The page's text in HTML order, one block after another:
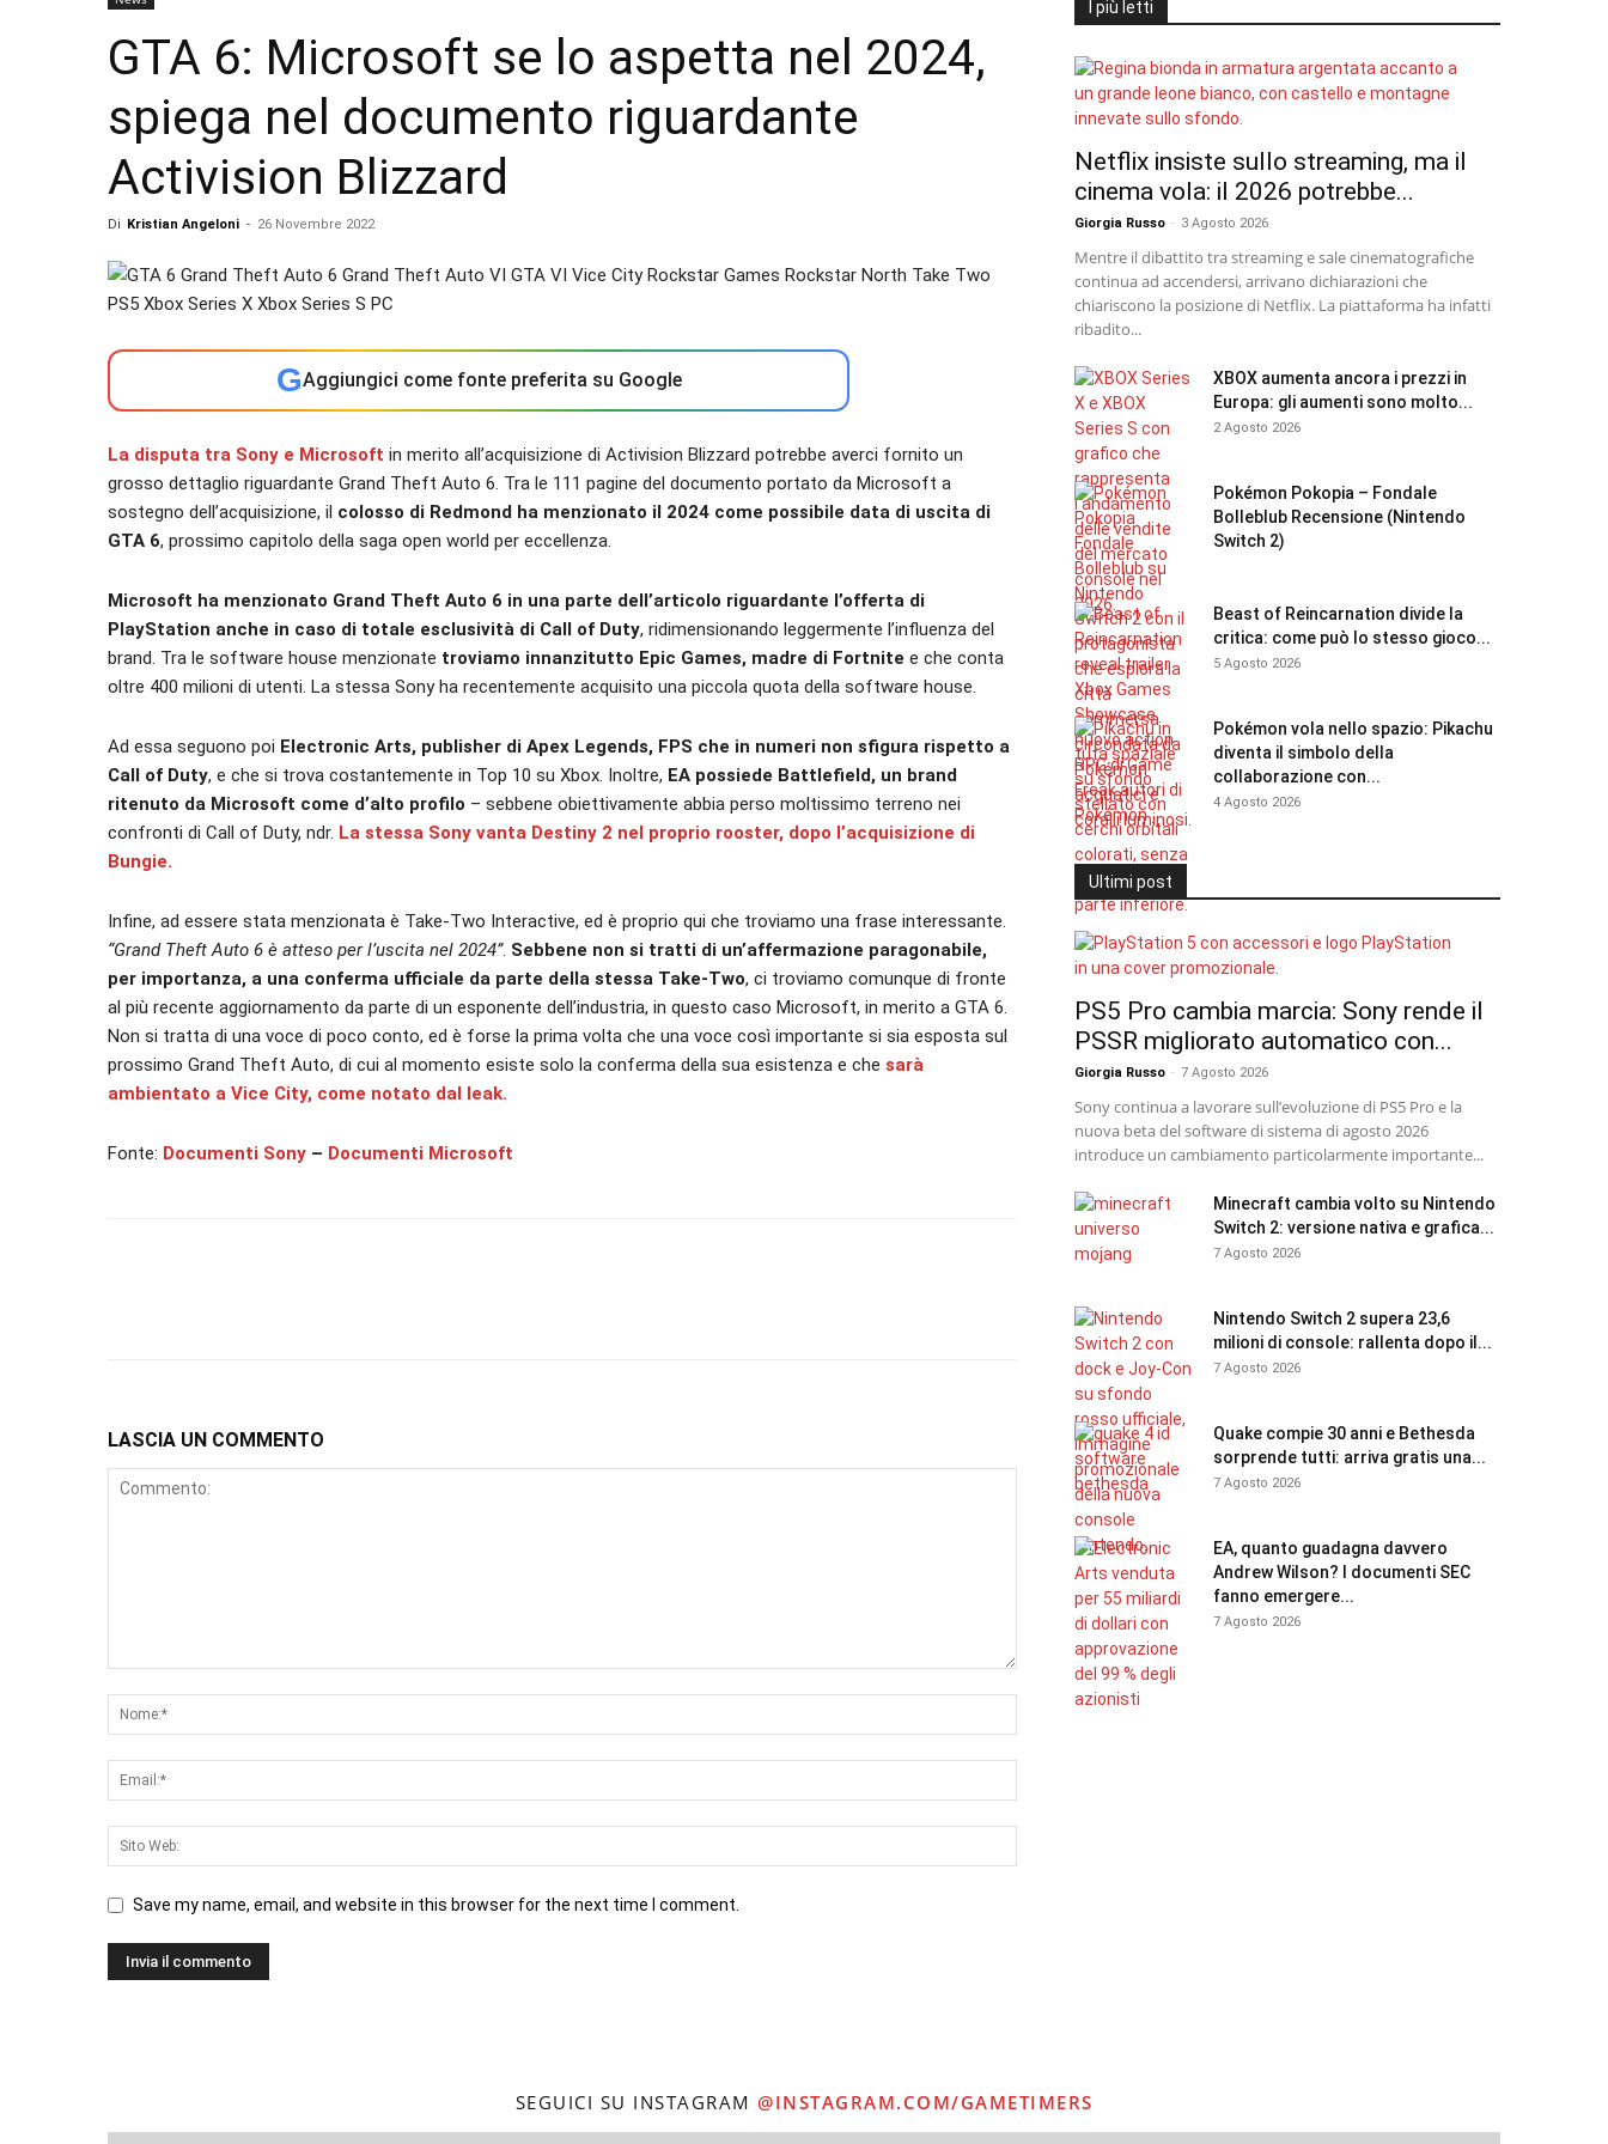
GTA 6: Microsoft se lo aspetta nel 2024,
spiega nel documento riguardante
Activision Blizzard
Di Kristian Angeloni - 26 Novembre 2022
GAggiungici come fonte preferita su Google
La disputa tra Sony e Microsoft in merito all’acquisizione di Activision Blizzard potrebbe averci fornito un
grosso dettaglio riguardante Grand Theft Auto 6. Tra le 111 pagine del documento portato da Microsoft a
sostegno dell’acquisizione, il colosso di Redmond ha menzionato il 2024 come possibile data di uscita di
GTA 6, prossimo capitolo della saga open world per eccellenza.
Microsoft ha menzionato Grand Theft Auto 6 in una parte dell’articolo riguardante l’offerta di
PlayStation anche in caso di totale esclusività di Call of Duty, ridimensionando leggermente l’influenza del
brand. Tra le software house menzionate troviamo innanzitutto Epic Games, madre di Fortnite e che conta
oltre 400 milioni di utenti. La stessa Sony ha recentemente acquisito una piccola quota della software house.
Ad essa seguono poi Electronic Arts, publisher di Apex Legends, FPS che in numeri non sfigura rispetto a
Call of Duty, e che si trova costantemente in Top 10 su Xbox. Inoltre, EA possiede Battlefield, un brand
ritenuto da Microsoft come d’alto profilo – sebbene obiettivamente abbia perso moltissimo terreno nei
confronti di Call of Duty, ndr. La stessa Sony vanta Destiny 2 nel proprio rooster, dopo l’acquisizione di
Bungie.
Infine, ad essere stata menzionata è Take-Two Interactive, ed è proprio qui che troviamo una frase interessante.
“Grand Theft Auto 6 è atteso per l’uscita nel 2024”. Sebbene non si tratti di un’affermazione paragonabile,
per importanza, a una conferma ufficiale da parte della stessa Take-Two, ci troviamo comunque di fronte
al più recente aggiornamento da parte di un esponente dell’industria, in questo caso Microsoft, in merito a GTA 6.
Non si tratta di una voce di poco conto, ed è forse la prima volta che una voce così importante si sia esposta sul
prossimo Grand Theft Auto, di cui al momento esiste solo la conferma della sua esistenza e che sarà
ambientato a Vice City, come notato dal leak.
Fonte: Documenti Sony – Documenti Microsoft
LASCIA UN COMMENTO
Save my name, email, and website in this browser for the next time I comment.
I più letti
Netflix insiste sullo streaming, ma il
cinema vola: il 2026 potrebbe...
Giorgia Russo - 3 Agosto 2026
Mentre il dibattito tra streaming e sale cinematografiche
continua ad accendersi, arrivano dichiarazioni che
chiariscono la posizione di Netflix. La piattaforma ha infatti
ribadito...
XBOX aumenta ancora i prezzi in
Europa: gli aumenti sono molto...
2 Agosto 2026
Pokémon Pokopia – Fondale
Bolleblub Recensione (Nintendo
Switch 2)
Beast of Reincarnation divide la
critica: come può lo stesso gioco...
5 Agosto 2026
Pokémon vola nello spazio: Pikachu
diventa il simbolo della
collaborazione con...
4 Agosto 2026
Ultimi post
PS5 Pro cambia marcia: Sony rende il
PSSR migliorato automatico con...
Giorgia Russo - 7 Agosto 2026
Sony continua a lavorare sull’evoluzione di PS5 Pro e la
nuova beta del software di sistema di agosto 2026
introduce un cambiamento particolarmente importante...
Minecraft cambia volto su Nintendo
Switch 2: versione nativa e grafica...
7 Agosto 2026
Nintendo Switch 2 supera 23,6
milioni di console: rallenta dopo il...
7 Agosto 2026
Quake compie 30 anni e Bethesda
sorprende tutti: arriva gratis una...
7 Agosto 2026
EA, quanto guadagna davvero
Andrew Wilson? I documenti SEC
fanno emergere...
7 Agosto 2026
SEGUICI SU INSTAGRAM @INSTAGRAM.COM/GAMETIMERS